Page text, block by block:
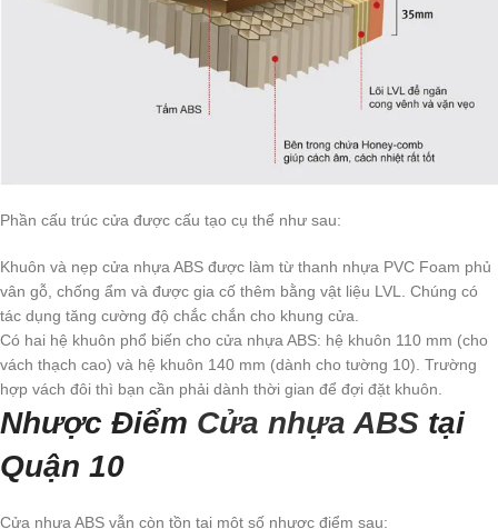
Phần cấu trúc cửa được cấu tạo cụ thể như sau:
Khuôn và nẹp cửa nhựa ABS được làm từ thanh nhựa PVC Foam phủ
vân gỗ, chống ẩm và được gia cố thêm bằng vật liệu LVL. Chúng có
tác dụng tăng cường độ chắc chắn cho khung cửa.
Có hai hệ khuôn phổ biến cho cửa nhựa ABS: hệ khuôn 110 mm (cho
vách thạch cao) và hệ khuôn 140 mm (dành cho tường 10). Trường
hợp vách đôi thì bạn cần phải dành thời gian để đợi đặt khuôn.
Nhược Điểm Cửa nhựa ABS tại
Quận 10
Cửa nhựa ABS vẫn còn tồn tại một số nhược điểm sau: